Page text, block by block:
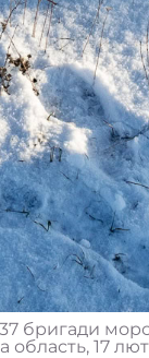
бригади
17